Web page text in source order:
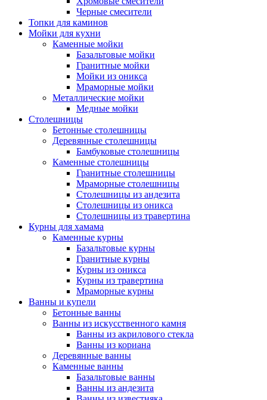
Черные смесители
Топки для каминов
Мойки для кухни
Каменные мойки
Базальтовые мойки
Гранитные мойки
Мойки из оникса
Мраморные мойки
Металлические мойки
Медные мойки
Столешницы
Бетонные столешницы
Деревянные столешницы
Бамбуковые столешницы
Каменные столешницы
Гранитные столешницы
Мраморные столешницы
Столешницы из андезита
Столешницы из оникса
Столешницы из травертина
Курны для хамама
Каменные курны
Базальтовые курны
Гранитные курны
Курны из оникса
Курны из травертина
Мраморные курны
Ванны и купели
Бетонные ванны
Ванны из искусственного камня
Ванны из акрилового стекла
Ванны из кориана
Деревянные ванны
Каменные ванны
Базальтовые ванны
Ванны из андезита